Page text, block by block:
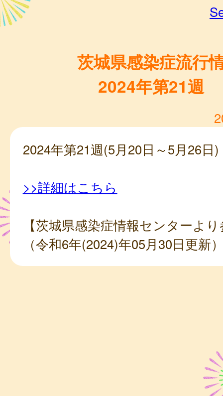
茨城県感染症流行
2024年第21週
2024年第21週(5月20日～5月26日)
>>詳細はこちら
【茨城県感染症情報センターよ
（令和6年(2024)年05月30日更新